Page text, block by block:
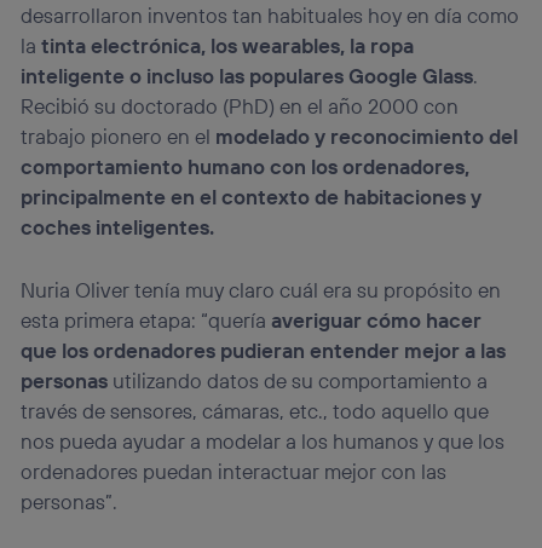
desarrollaron inventos tan habituales hoy en día como
latinta electrónica, los wearables, la ropa
inteligente o incluso las populares Google Glass.
Recibió su doctorado (PhD) en el año 2000 con
trabajo pionero en el modelado y reconocimiento del
comportamiento humano con los ordenadores,
principalmente en el contexto de habitaciones y
coches inteligentes.
Nuria Oliver tenía muy claro cuál era su propósito en
esta primera etapa: “quería averiguar cómo hacer
que los ordenadores pudieran entender mejor a las
personas utilizando datos de su comportamiento a
través de sensores, cámaras, etc., todo aquello que
nos pueda ayudar a modelar a los humanos y que los
ordenadores puedan interactuar mejor con las
personas”.
identificador. Típicamente:
Si utilizas unaconexión de banda ancha(p. ej., Wi-Fi),
el marketing o análisis se realizará en función de las
actividades de navegación de los miembros del hogar
que hayan dado su consentimiento.
Si utilizasdatos móviles, el marketing será más
personalizado, ya que se basará únicamente en la
navegación del usuario del móvil.
Puedes gestionar los consentimientos Utiq seleccionando
“Administrar Utiq” en la parte inferior de esta página web o
(“consenthub”). Para más información, consulta
la política de privacidad de Utiq.